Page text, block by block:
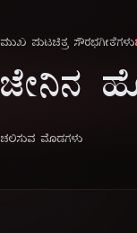
ಮುಖ ಪುಟಚಿತ್ರ ಸೌರಭಗೀತೆಗಳು
ಜೇನಿನ
ಚಲಿಸುವ ಮೊಡಗಳು